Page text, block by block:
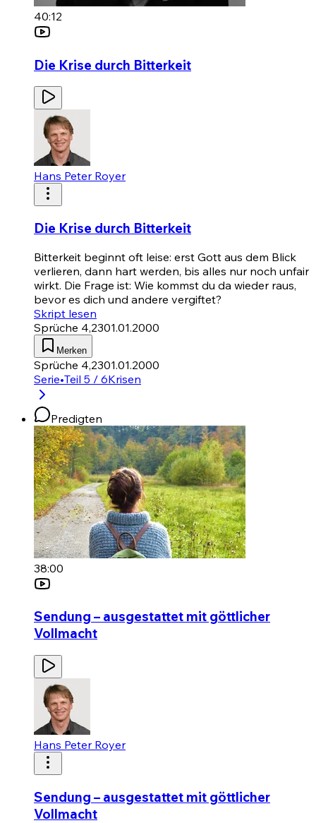
40:12
Die Krise durch Bitterkeit
Hans Peter Royer
Die Krise durch Bitterkeit
Bitterkeit beginnt oft leise: erst Gott aus dem Blick
verlieren, dann hart werden, bis alles nur noch unfair
wirkt. Die Frage ist: Wie kommst du da wieder raus,
bevor es dich und andere vergiftet?
Skript lesen
Sprüche 4,2301.01.2000
Merken
Sprüche 4,2301.01.2000
Serie•Teil 5 / 6Krisen
Predigten
38:00
Sendung – ausgestattet mit göttlicher
Vollmacht
Hans Peter Royer
Sendung – ausgestattet mit göttlicher
Vollmacht